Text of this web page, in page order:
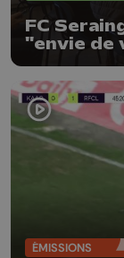
FC
"envie de
contre
ÉMISSIONS